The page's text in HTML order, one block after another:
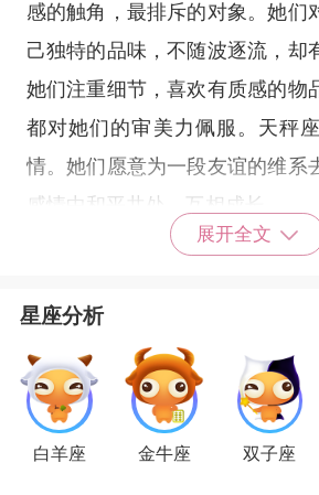
感的触角，最排斥的对象。她们
己独特的品味，不随波逐流，却
她们注重细节，喜欢有质感的物
都对她们的审美力佩服。天秤
情。她们愿意为一段友谊的维系
感情中和平共处，互相成长。
两者最开始都会被对方的美貌所
和思想都会很合得来，恋爱时都
真乐趣。金牛男常常给天秤女带
在使她那烦躁不安心灵得到宁静
展开全文
星座分析
白羊座 金牛座 双子座